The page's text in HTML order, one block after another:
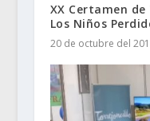
XX Certamen
Los Niños
20 de octubre del